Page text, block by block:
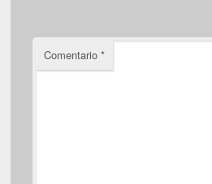
Comentario*